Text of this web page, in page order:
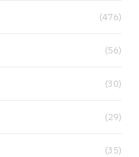
(476)
(56)
(30)
(29)
(35)